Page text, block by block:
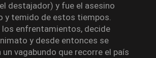
destajador) y fue el asesino
y temido de estos tiempos.
los enfrentamientos, decide
y desde entonces se
vagabundo que recorre el país